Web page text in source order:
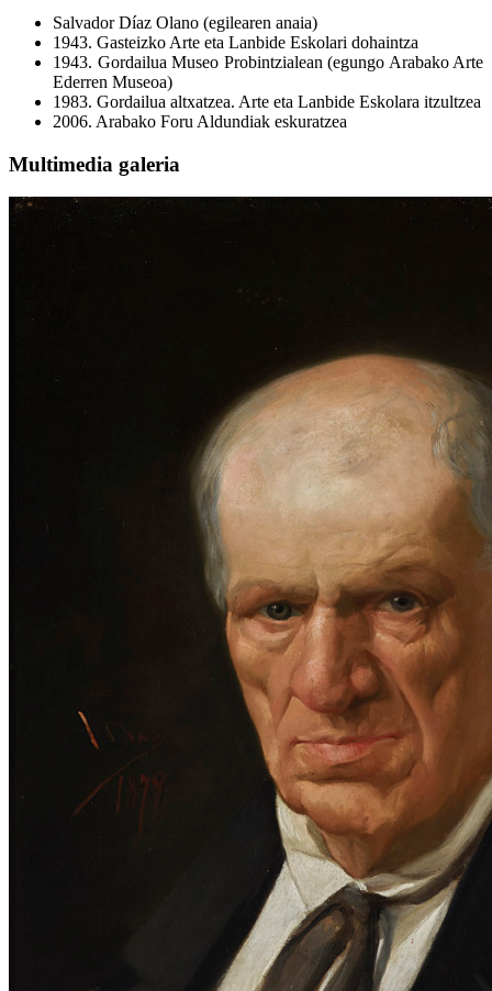
Salvador Díaz Olano (egilearen anaia)
1943. Gasteizko Arte eta Lanbide Eskolari dohaintza
1943. Gordailua Museo Probintzialean (egungo Arabako Arte
Ederren Museoa)
1983. Gordailua altxatzea. Arte eta Lanbide Eskolara itzultzea
2006. Arabako Foru Aldundiak eskuratzea
Multimedia galeria